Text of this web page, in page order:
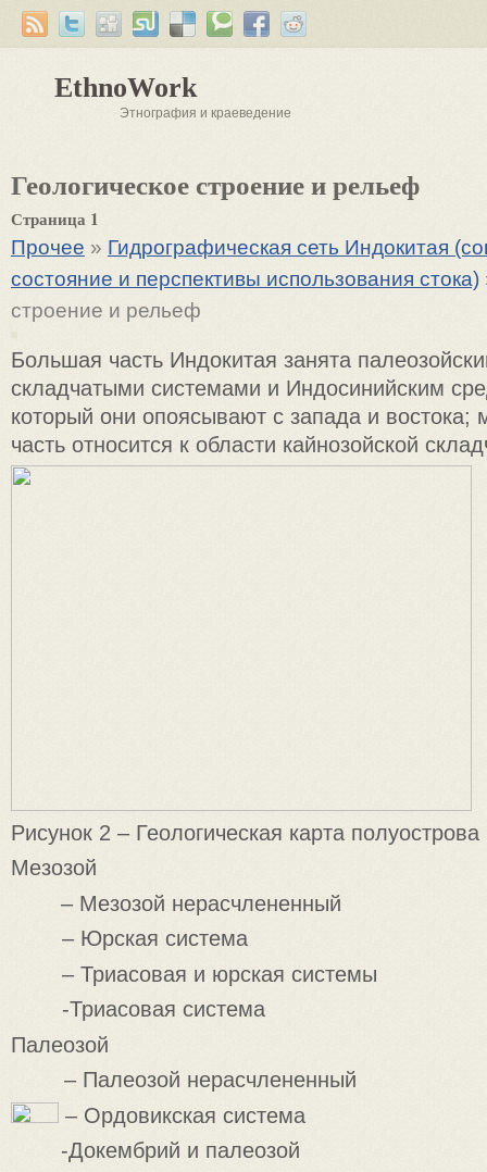
EthnoWork
Этнография и краеведение
Геологическое строение и рельеф
Страница 1
Прочее » Гидрографическая сеть Индокитая
состояние и перспективы использования стока)
строение и рельеф
Большая часть Индокитая занята
складчатыми системами и Индосинийским
который они опоясывают с запада и востока;
часть относится к области кайнозойской
Рисунок 2 – Геологическая карта
Мезозой
– Мезозой нерасчлененный
– Юрская система
– Триасовая и юрская системы
-Триасовая система
Палеозой
– Палеозой нерасчлененный
– Ордовикская система
-Докембрий и палеозой